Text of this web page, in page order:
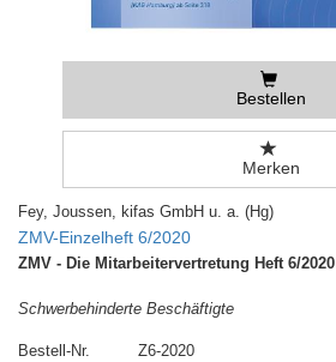
Bestellen
Merken
Fey, Joussen, kifas GmbH u. a. (Hg)
ZMV-Einzelheft 6/2020
ZMV - Die Mitarbeitervertretung Heft 6/2020
Schwerbehinderte Beschäftigte
Bestell-Nr.
Z6-2020